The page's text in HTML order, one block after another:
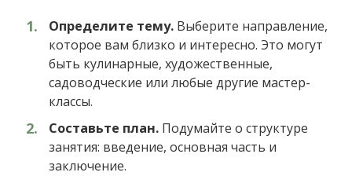
Определите тему. Выберите направление,
которое вам близко и интересно. Это могут
быть кулинарные, художественные,
садоводческие или любые другие мастер-
классы.
Составьте план. Подумайте о структуре
занятия: введение, основная часть и
заключение.